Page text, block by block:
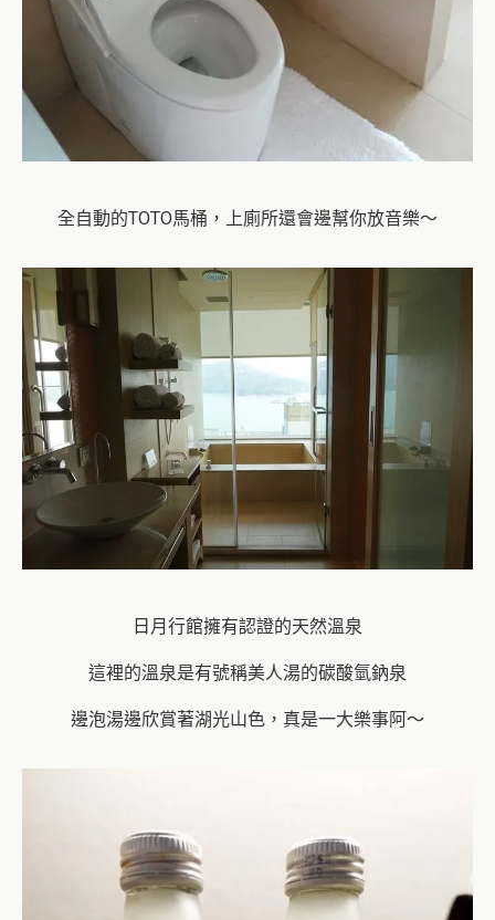
全自動的TOTO馬桶，上廁所還會邊幫你放音樂～
日月行館擁有認證的天然溫泉
這裡的溫泉是有號稱美人湯的碳酸氫鈉泉
邊泡湯邊欣賞著湖光山色，真是一大樂事阿～